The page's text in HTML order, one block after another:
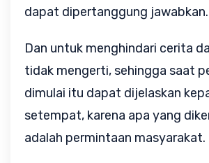
dapat dipertanggung jawabkan.
Dan untuk menghindari cerita
tidak mengerti, sehingga saat
dimulai itu dapat dijelaskan
setempat, karena apa yang
adalah permintaan masyarakat.